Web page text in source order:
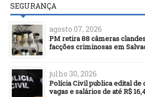
SEGURANÇA
agosto 07, 2026
PM retira 88 câmeras
facções criminosas em
julho 30, 2026
Polícia Civil publica edital de
vagas e salários de até R$